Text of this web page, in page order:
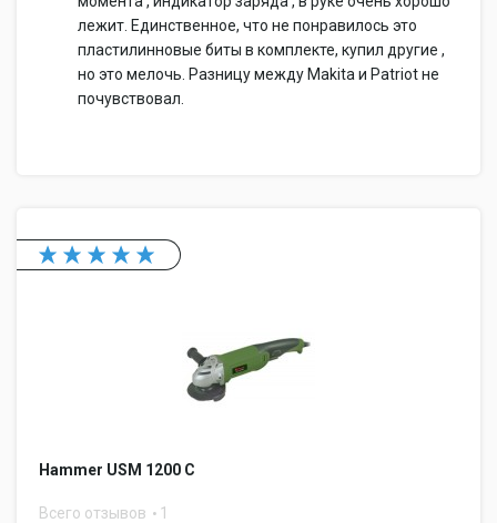
лежит. Единственное, что не понравилось это
пластилинновые биты в комплекте, купил другие ,
но это мелочь. Разницу между Makita и Patriot не
почувствовал.
Hammer USM 1200 C
Всего отзывов 1